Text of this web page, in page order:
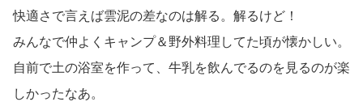
快適さで言えば雲泥の差なのは解る。解るけど！
みんなで仲よくキャンプ＆野外料理してた頃が懐かしい。
自前で土の浴室を作って、牛乳を飲んでるのを見るのが楽
しかったなあ。